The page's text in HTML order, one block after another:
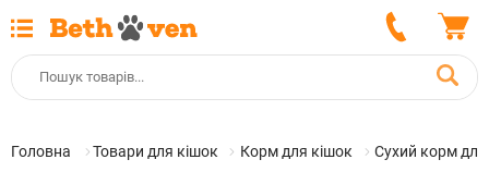
Головна Товари для кішок Корм для кішок Сухий корм для